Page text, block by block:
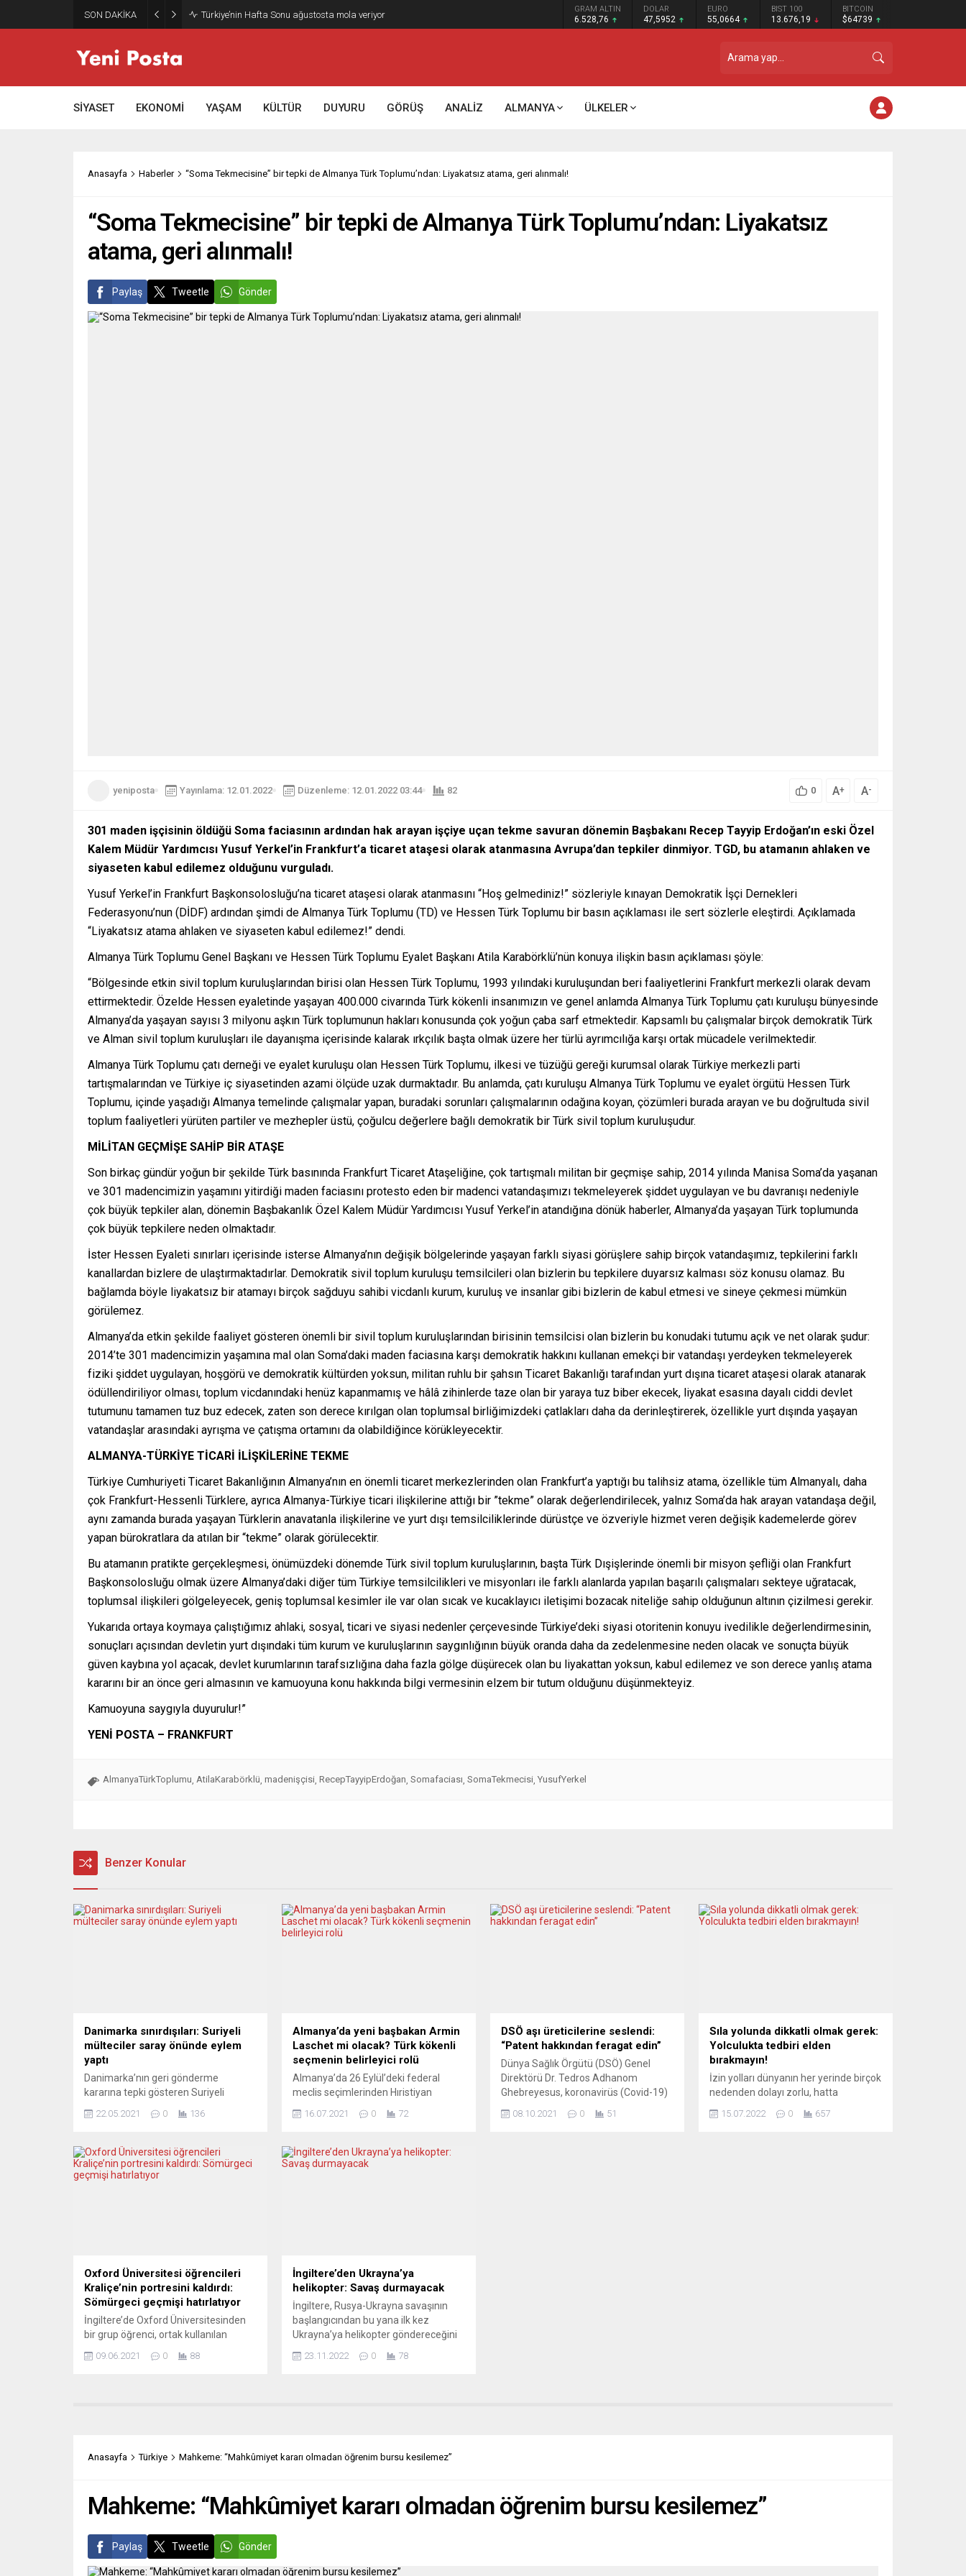
SON DAKİKA Gazze’nin geleceği: Teknokratik kontrol mü, kolonializm mi? GRAM ALTIN
6.528,76
DOLAR
47,5952
EURO
55,0664
BIST 100
13.676,19
BITCOIN
$64739
SİYASET EKONOMİ YAŞAM KÜLTÜR DUYURU GÖRÜŞ ANALİZ ALMANYA ÜLKELER
Anasayfa Haberler “Soma Tekmecisine” bir tepki de Almanya Türk Toplumu’ndan: Liyakatsız atama, geri alınmalı!
“Soma Tekmecisine” bir tepki de Almanya Türk Toplumu’ndan: Liyakatsız
atama, geri alınmalı!
Paylaş Tweetle Gönder
yeniposta Yayınlama: 12.01.2022 Düzenleme: 12.01.2022 03:44 82 0 A+ A-
301 maden işçisinin öldüğü Soma faciasının ardından hak arayan işçiye uçan tekme savuran dönemin Başbakanı Recep Tayyip Erdoğan’ın eski Özel
Kalem Müdür Yardımcısı Yusuf Yerkel’in Frankfurt’a ticaret ataşesi olarak atanmasına Avrupa’dan tepkiler dinmiyor. TGD, bu atamanın ahlaken ve
siyaseten kabul edilemez olduğunu vurguladı.
Yusuf Yerkel’in Frankfurt Başkonsolosluğu’na ticaret ataşesi olarak atanmasını “Hoş gelmediniz!” sözleriyle kınayan Demokratik İşçi Dernekleri
Federasyonu’nun (DİDF) ardından şimdi de Almanya Türk Toplumu (TD) ve Hessen Türk Toplumu bir basın açıklaması ile sert sözlerle eleştirdi. Açıklamada
“Liyakatsız atama ahlaken ve siyaseten kabul edilemez!” dendi.
Almanya Türk Toplumu Genel Başkanı ve Hessen Türk Toplumu Eyalet Başkanı Atila Karabörklü’nün konuya ilişkin basın açıklaması şöyle:
“Bölgesinde etkin sivil toplum kuruluşlarından birisi olan Hessen Türk Toplumu, 1993 yılındaki kuruluşundan beri faaliyetlerini Frankfurt merkezli olarak devam
ettirmektedir. Özelde Hessen eyaletinde yaşayan 400.000 civarında Türk kökenli insanımızın ve genel anlamda Almanya Türk Toplumu çatı kuruluşu bünyesinde
Almanya’da yaşayan sayısı 3 milyonu aşkın Türk toplumunun hakları konusunda çok yoğun çaba sarf etmektedir. Kapsamlı bu çalışmalar birçok demokratik Türk
ve Alman sivil toplum kuruluşları ile dayanışma içerisinde kalarak ırkçılık başta olmak üzere her türlü ayrımcılığa karşı ortak mücadele verilmektedir.
Almanya Türk Toplumu çatı derneği ve eyalet kuruluşu olan Hessen Türk Toplumu, ilkesi ve tüzüğü gereği kurumsal olarak Türkiye merkezli parti
tartışmalarından ve Türkiye iç siyasetinden azami ölçüde uzak durmaktadır. Bu anlamda, çatı kuruluşu Almanya Türk Toplumu ve eyalet örgütü Hessen Türk
Toplumu, içinde yaşadığı Almanya temelinde çalışmalar yapan, buradaki sorunları çalışmalarının odağına koyan, çözümleri burada arayan ve bu doğrultuda sivil
toplum faaliyetleri yürüten partiler ve mezhepler üstü, çoğulcu değerlere bağlı demokratik bir Türk sivil toplum kuruluşudur.
MİLİTAN GEÇMİŞE SAHİP BİR ATAŞE
Son birkaç gündür yoğun bir şekilde Türk basınında Frankfurt Ticaret Ataşeliğine, çok tartışmalı militan bir geçmişe sahip, 2014 yılında Manisa Soma’da yaşanan
ve 301 madencimizin yaşamını yitirdiği maden faciasını protesto eden bir madenci vatandaşımızı tekmeleyerek şiddet uygulayan ve bu davranışı nedeniyle
çok büyük tepkiler alan, dönemin Başbakanlık Özel Kalem Müdür Yardımcısı Yusuf Yerkel’in atandığına dönük haberler, Almanya’da yaşayan Türk toplumunda
çok büyük tepkilere neden olmaktadır.
İster Hessen Eyaleti sınırları içerisinde isterse Almanya’nın değişik bölgelerinde yaşayan farklı siyasi görüşlere sahip birçok vatandaşımız, tepkilerini farklı
kanallardan bizlere de ulaştırmaktadırlar. Demokratik sivil toplum kuruluşu temsilcileri olan bizlerin bu tepkilere duyarsız kalması söz konusu olamaz. Bu
bağlamda böyle liyakatsız bir atamayı birçok sağduyu sahibi vicdanlı kurum, kuruluş ve insanlar gibi bizlerin de kabul etmesi ve sineye çekmesi mümkün
görülemez.
Almanya’da etkin şekilde faaliyet gösteren önemli bir sivil toplum kuruluşlarından birisinin temsilcisi olan bizlerin bu konudaki tutumu açık ve net olarak şudur:
2014’te 301 madencimizin yaşamına mal olan Soma’daki maden faciasına karşı demokratik hakkını kullanan emekçi bir vatandaşı yerdeyken tekmeleyerek
fiziki şiddet uygulayan, hoşgörü ve demokratik kültürden yoksun, militan ruhlu bir şahsın Ticaret Bakanlığı tarafından yurt dışına ticaret ataşesi olarak atanarak
ödüllendiriliyor olması, toplum vicdanındaki henüz kapanmamış ve hâlâ zihinlerde taze olan bir yaraya tuz biber ekecek, liyakat esasına dayalı ciddi devlet
tutumunu tamamen tuz buz edecek, zaten son derece kırılgan olan toplumsal birliğimizdeki çatlakları daha da derinleştirerek, özellikle yurt dışında yaşayan
vatandaşlar arasındaki ayrışma ve çatışma ortamını da olabildiğince körükleyecektir.
ALMANYA-TÜRKİYE TİCARİ İLİŞKİLERİNE TEKME
Türkiye Cumhuriyeti Ticaret Bakanlığının Almanya’nın en önemli ticaret merkezlerinden olan Frankfurt’a yaptığı bu talihsiz atama, özellikle tüm Almanyalı, daha
çok Frankfurt-Hessenli Türklere, ayrıca Almanya-Türkiye ticari ilişkilerine attığı bir ”tekme” olarak değerlendirilecek, yalnız Soma’da hak arayan vatandaşa değil,
aynı zamanda burada yaşayan Türklerin anavatanla ilişkilerine ve yurt dışı temsilciliklerinde dürüstçe ve özveriyle hizmet veren değişik kademelerde görev
yapan bürokratlara da atılan bir “tekme” olarak görülecektir.
Bu atamanın pratikte gerçekleşmesi, önümüzdeki dönemde Türk sivil toplum kuruluşlarının, başta Türk Dışişlerinde önemli bir misyon şefliği olan Frankfurt
Başkonsolosluğu olmak üzere Almanya’daki diğer tüm Türkiye temsilcilikleri ve misyonları ile farklı alanlarda yapılan başarılı çalışmaları sekteye uğratacak,
toplumsal ilişkileri gölgeleyecek, geniş toplumsal kesimler ile var olan sıcak ve kucaklayıcı iletişimi bozacak niteliğe sahip olduğunun altının çizilmesi gerekir.
Yukarıda ortaya koymaya çalıştığımız ahlaki, sosyal, ticari ve siyasi nedenler çerçevesinde Türkiye’deki siyasi otoritenin konuyu ivedilikle değerlendirmesinin,
sonuçları açısından devletin yurt dışındaki tüm kurum ve kuruluşlarının saygınlığının büyük oranda daha da zedelenmesine neden olacak ve sonuçta büyük
güven kaybına yol açacak, devlet kurumlarının tarafsızlığına daha fazla gölge düşürecek olan bu liyakattan yoksun, kabul edilemez ve son derece yanlış atama
kararını bir an önce geri almasının ve kamuoyuna konu hakkında bilgi vermesinin elzem bir tutum olduğunu düşünmekteyiz.
Kamuoyuna saygıyla duyurulur!”
YENİ POSTA – FRANKFURT
AlmanyaTürkToplumu AtilaKarabörklü madenişçisi RecepTayyipErdoğan Somafaciası SomaTekmecisi YusufYerkel
Benzer Konular
Danimarka sınırdışıları: Suriyeli
mülteciler saray önünde eylem
yaptı
Danimarka’nın geri gönderme
kararına tepki gösteren Suriyeli
barındıran Christiansborg Sarayı
Eylemcilerden Samir Barakat,
Suriye’de maruz kaldıkları zulmün
mülteci olarak geldiği Danimarka’da
22.05.2021 0 136
Almanya’da yeni başbakan Armin
Laschet mi olacak? Türk kökenli
seçmenin belirleyici rolü
Almanya’da 26 Eylül’deki federal
meclis seçimlerinden Hıristiyan
başbakan adayı Armin Laschet’in
TAVAK Vakfı Başkanı Prof. Dr. Faruk
Şen, seçimde en belirleyici faktörün
16.07.2021 0 72
DSÖ aşı üreticilerine seslendi:
“Patent hakkından feragat edin”
Dünya Sağlık Örgütü (DSÖ) Genel
Direktörü Dr. Tedros Adhanom
Ghebreyesus, koronavirüs (Covid-19)
üreten ülke ve firmalara patent
08.10.2021 0 51
Sıla yolunda dikkatli olmak gerek:
Yolculukta tedbiri elden
bırakmayın!
İzin yolları dünyanın her yerinde birçok
nedenden dolayı zorlu, hatta
yıllık izin nedeniyle akın akın
15.07.2022 0 657
Oxford Üniversitesi öğrencileri
Kraliçe’nin portresini kaldırdı:
Sömürgeci geçmişi hatırlatıyor
İngiltere’de Oxford Üniversitesinden
bir grup öğrenci, ortak kullanılan
hatırlattığı gerekçesiyle Kraliçe 2.
öğrenci, ortak salonlarından Kraliçe 2.
09.06.2021 0 88
İngiltere’den Ukrayna’ya
helikopter: Savaş durmayacak
İngiltere, Rusya-Ukrayna savaşının
başlangıcından bu yana ilk kez
Ukrayna’ya helikopter göndereceğini
Ben Wallace, Norveç’e yaptığı resmi
belirten Wallace, “Ukrayna’ya
23.11.2022 0 78
Anasayfa Türkiye Mahkeme: “Mahkûmiyet kararı olmadan öğrenim bursu kesilemez”
Mahkeme: “Mahkûmiyet kararı olmadan öğrenim bursu kesilemez”
Paylaş Tweetle Gönder